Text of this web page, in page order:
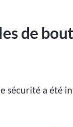
de
sécurité a été